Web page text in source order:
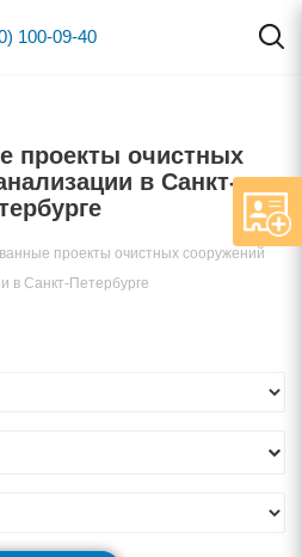
100-09-40
проекты очистных
в Санкт-
проекты очистных сооружений
в Санкт-Петербурге